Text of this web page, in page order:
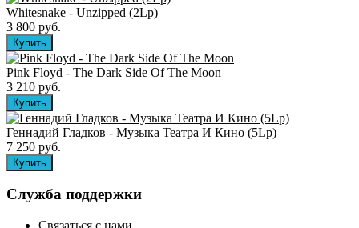
Whitesnake - Unzipped (2Lp)
3 800 руб.
Pink Floyd - The Dark Side Of The Moon
3 210 руб.
Геннадий Гладков - Музыка Театра И Кино (5Lp)
7 250 руб.
Служба поддержки